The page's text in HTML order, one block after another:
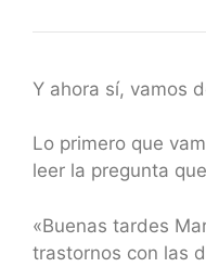
Y ahora sí, vamos
Lo primero que
leer la pregunta
«Buenas tardes
trastornos con las